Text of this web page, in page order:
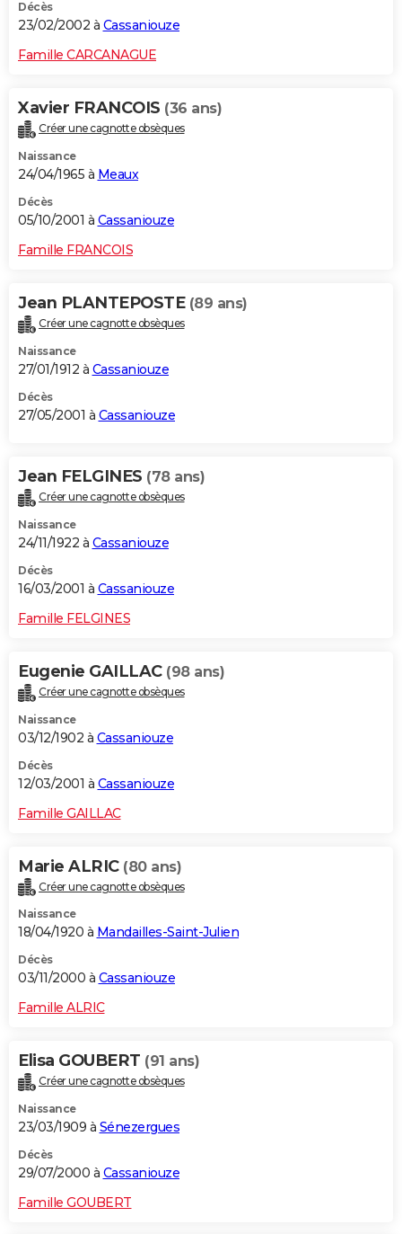
Décès
23/02/2002 à Cassaniouze
Famille CARCANAGUE
Xavier FRANCOIS (36 ans)
Créer une cagnotte obsèques
Naissance
24/04/1965 à Meaux
Décès
05/10/2001 à Cassaniouze
Famille FRANCOIS
Jean PLANTEPOSTE (89 ans)
Créer une cagnotte obsèques
Naissance
27/01/1912 à Cassaniouze
Décès
27/05/2001 à Cassaniouze
Jean FELGINES (78 ans)
Créer une cagnotte obsèques
Naissance
24/11/1922 à Cassaniouze
Décès
16/03/2001 à Cassaniouze
Famille FELGINES
Eugenie GAILLAC (98 ans)
Créer une cagnotte obsèques
Naissance
03/12/1902 à Cassaniouze
Décès
12/03/2001 à Cassaniouze
Famille GAILLAC
Marie ALRIC (80 ans)
Créer une cagnotte obsèques
Naissance
18/04/1920 à Mandailles-Saint-Julien
Décès
03/11/2000 à Cassaniouze
Famille ALRIC
Elisa GOUBERT (91 ans)
Créer une cagnotte obsèques
Naissance
23/03/1909 à Sénezergues
Décès
29/07/2000 à Cassaniouze
Famille GOUBERT